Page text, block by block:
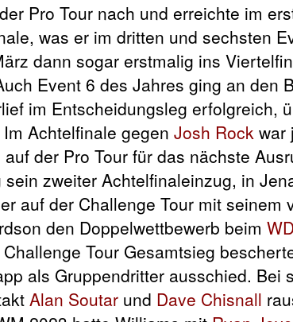
Pro Tour nach und erreichte im
was er im dritten und sechsten
dann sogar erstmalig ins
Event 6 des Jahres ging an den
im Entscheidungsleg erfolgreich,
Im Achtelfinale gegen Josh Rock war
der Pro Tour für das nächste
sein zweiter Achtelfinaleinzug, in
auf der Challenge Tour mit seinem
den Doppelwettbewerb beim
Tour Gesamtsieg
als Gruppendritter ausschied. Bei
Alan Soutar und Dave Chisnall